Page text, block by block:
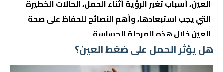
العين، أسباب تغير الرؤية أثناء الحمل، الحالات الخطيرة
التي يجب استبعادها، وأهم النصائح للحفاظ على صحة
العين خلال هذه المرحلة الحساسة.
هل يؤثر الحمل على ضغط العين؟